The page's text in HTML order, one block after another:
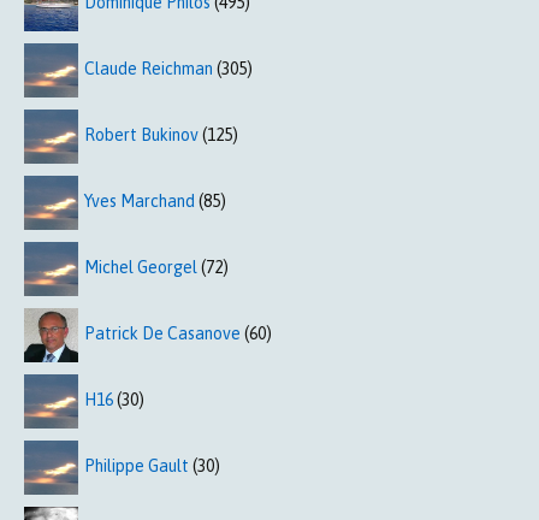
Claude Reichman (305)
Robert Bukinov(125)
Yves Marchand (85)
Michel Georgel (72)
Patrick De Casanove (60)
H16(30)
Philippe Gault (30)